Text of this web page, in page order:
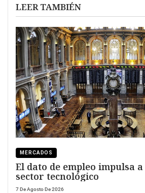
LEER TAMBIÉN
MERCADOS
El dato de empleo impulsa
sector tecnológico
7 De Agosto De 2026